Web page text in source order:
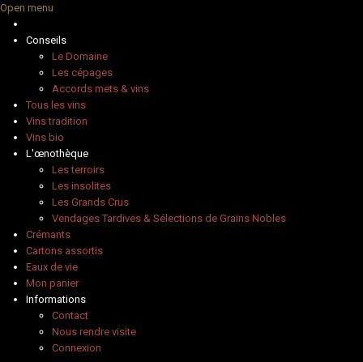
Open menu
Conseils
Le Domaine
Les cépages
Accords mets & vins
Tous les vins
Vins tradition
Vins bio
L'œnothèque
Les terroirs
Les insolites
Les Grands Crus
Vendages Tardives & Sélections de Grains Nobles
Crémants
Cartons assortis
Eaux de vie
Mon panier
Informations
Contact
Nous rendre visite
Connexion